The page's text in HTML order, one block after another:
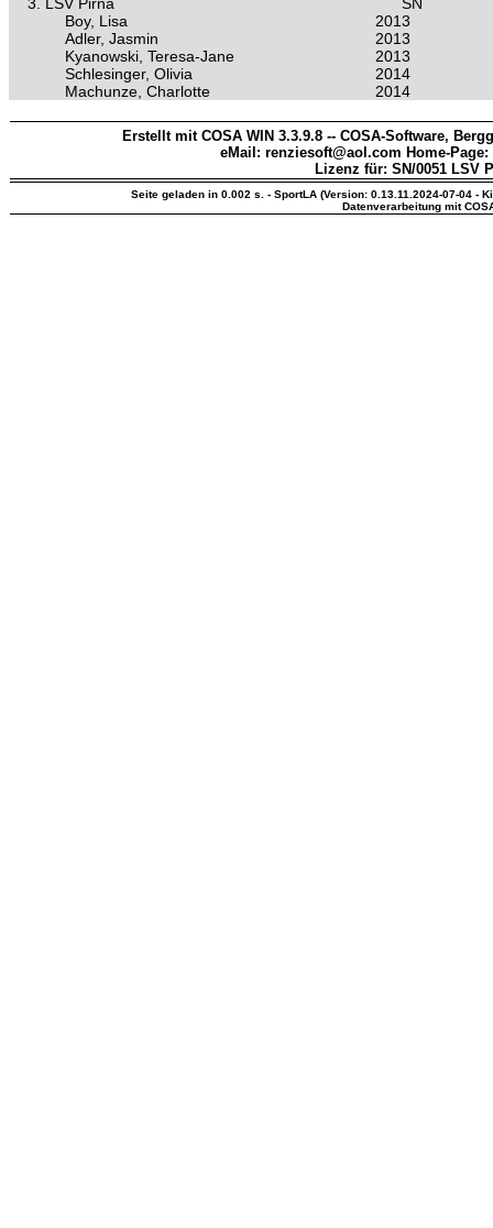
Boy, Lisa
2013
Adler, Jasmin
2013
Kyanowski, Teresa-Jane
2013
Schlesinger, Olivia
2014
Machunze, Charlotte
2014
Erstellt mit COSA WIN 3.3.9.8 -- COSA-Software,
eMail: renziesoft@aol.com Home-Page:
Lizenz für: SN/0051 LSV
Seite geladen in 0.002 s. - SportLA (Version: 0.13.11.2024-07-04 -
Datenverarbeitung mit